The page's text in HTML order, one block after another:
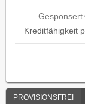
Gesponsert
Kreditfähigkeit
PROVISIONSFREI